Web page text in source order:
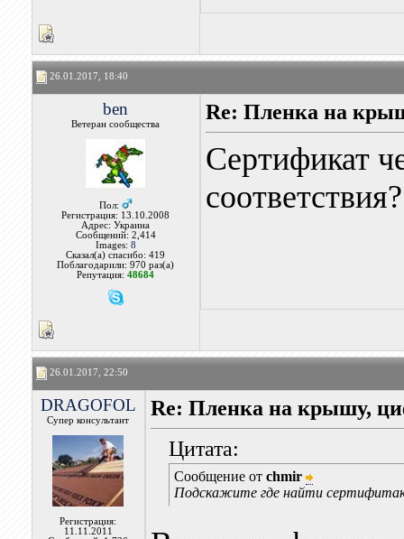
26.01.2017, 18:40
ben
Ветеран сообщества
Пол:
Регистрация: 13.10.2008
Адрес: Украина
Сообщений: 2,414
Images: 8
Сказал(а) спасибо: 419
Поблагодарили: 970 раз(а)
Репутация:48684
Re: Пленка на
Сертификат
соответствия?
26.01.2017, 22:50
DRAGOFOL
Супер консультант
Регистрация:
11.11.2011
Re: Пленка на крышу,
Цитата:
Сообщение от chmir
Подскажите где найти сертифитак